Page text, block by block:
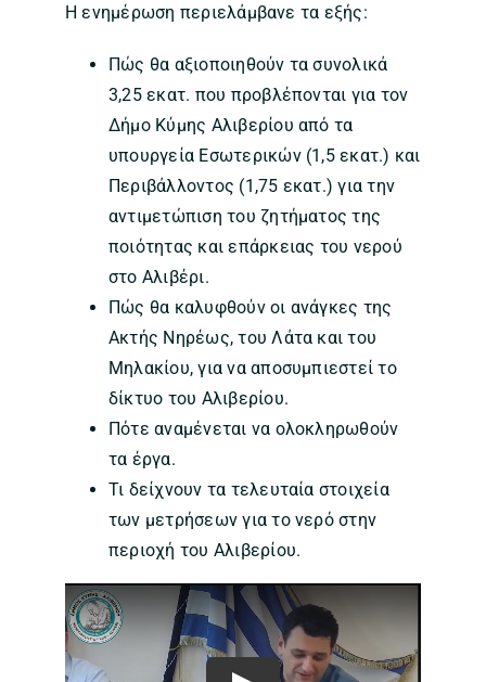
Η ενημέρωση περιελάμβανε τα εξής:
Πώς θα αξιοποιηθούν τα συνολικά
3,25 εκατ. που προβλέπονται για τον
Δήμο Κύμης Αλιβερίου από τα
υπουργεία Εσωτερικών (1,5 εκατ.) και
Περιβάλλοντος (1,75 εκατ.) για την
αντιμετώπιση του ζητήματος της
ποιότητας και επάρκειας του νερού
στο Αλιβέρι.
Πώς θα καλυφθούν οι ανάγκες της
Ακτής Νηρέως, του Λάτα και του
Μηλακίου, για να αποσυμπιεστεί το
δίκτυο του Αλιβερίου.
Πότε αναμένεται να ολοκληρωθούν
τα έργα.
Τι δείχνουν τα τελευταία στοιχεία
των μετρήσεων για το νερό στην
περιοχή του Αλιβερίου.